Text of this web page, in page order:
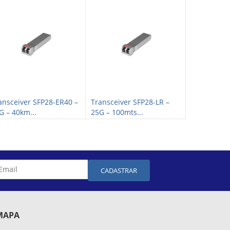
SFP28-ER40 –
– 40km...
Transceiver SFP28-LR –
25G – 100mts...
CADASTRAR